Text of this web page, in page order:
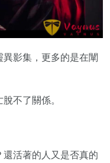
異影集，更多的是在闡
不了關係。
活著的人又是否真的